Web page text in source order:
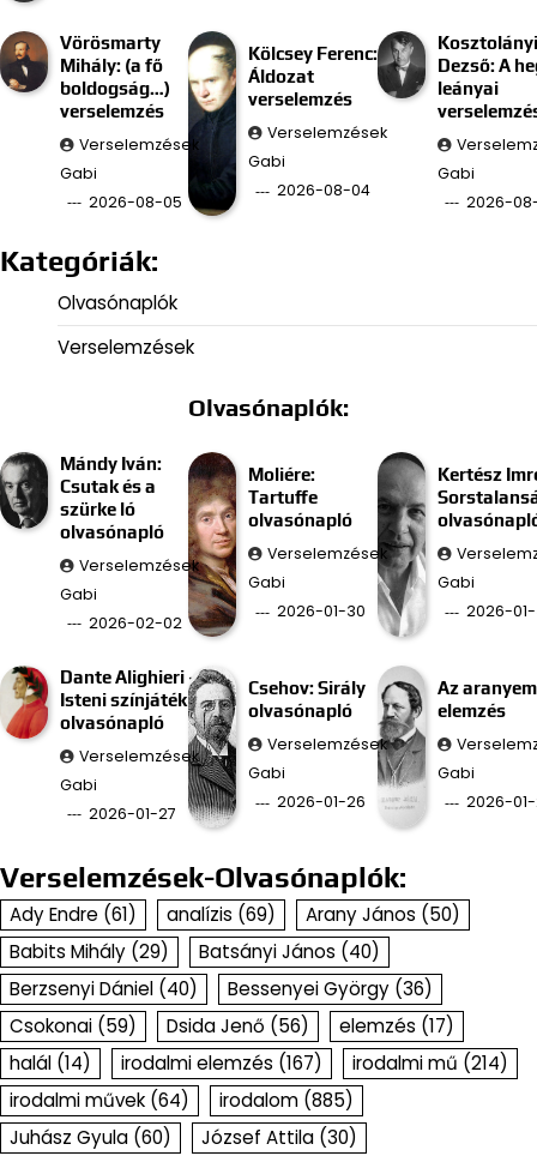
Vörösmarty
Mihály: (a fő
boldogság…)
verselemzés
Verselemzések
Gabi
2026-08-05
Kölcsey Ferenc:
Áldozat
verselemzés
Verselemzések
Gabi
2026-08-04
Kosztolányi
Dezső: A
leányai
Gabi
2026-
Kategóriák:
Olvasónaplók
Verselemzések
Olvasónaplók:
Mándy Iván:
Csutak és a
szürke ló
olvasónapló
Verselemzések
Gabi
2026-02-02
Moliére:
Tartuffe
olvasónapló
Verselemzések
Gabi
2026-01-30
Kertész
Gabi
2026-
Dante Alighieri –
Isteni színjáték
olvasónapló
Verselemzések
Gabi
2026-01-27
Csehov: Sirály
olvasónapló
Verselemzések
Gabi
2026-01-26
Az
elemzés
Gabi
2026-
Verselemzések-Olvasónaplók:
Ady Endre (61) analízis (69) Arany János (50)
Babits Mihály (29) Batsányi János (40)
Berzsenyi Dániel (40) Bessenyei György (36)
Csokonai (59) Dsida Jenő (56) elemzés (17)
halál (14) irodalmi elemzés (167) irodalmi mű (214)
irodalmi művek (64) irodalom (885)
Juhász Gyula (60) József Attila (30)